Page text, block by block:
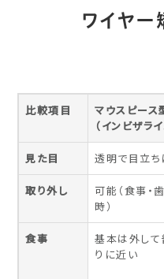
ワイヤー
比較項目
マウスピース
（インビザライ
見た目 透明で目立ち
取り外し
可能（食事・
時）
食事
基本は外して
りに近い